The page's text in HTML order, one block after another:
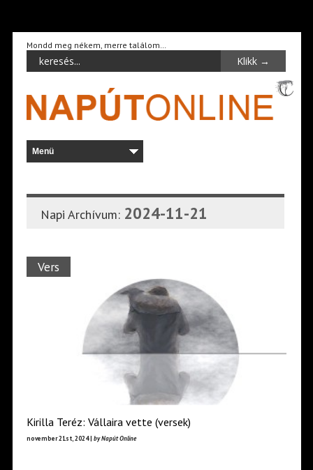
Mondd meg nékem, merre találom…
Napi Archívum: 2024-11-21
Vers
Kirilla Teréz: Vállaira vette (versek)
november 21st, 2024 | by Napút Online